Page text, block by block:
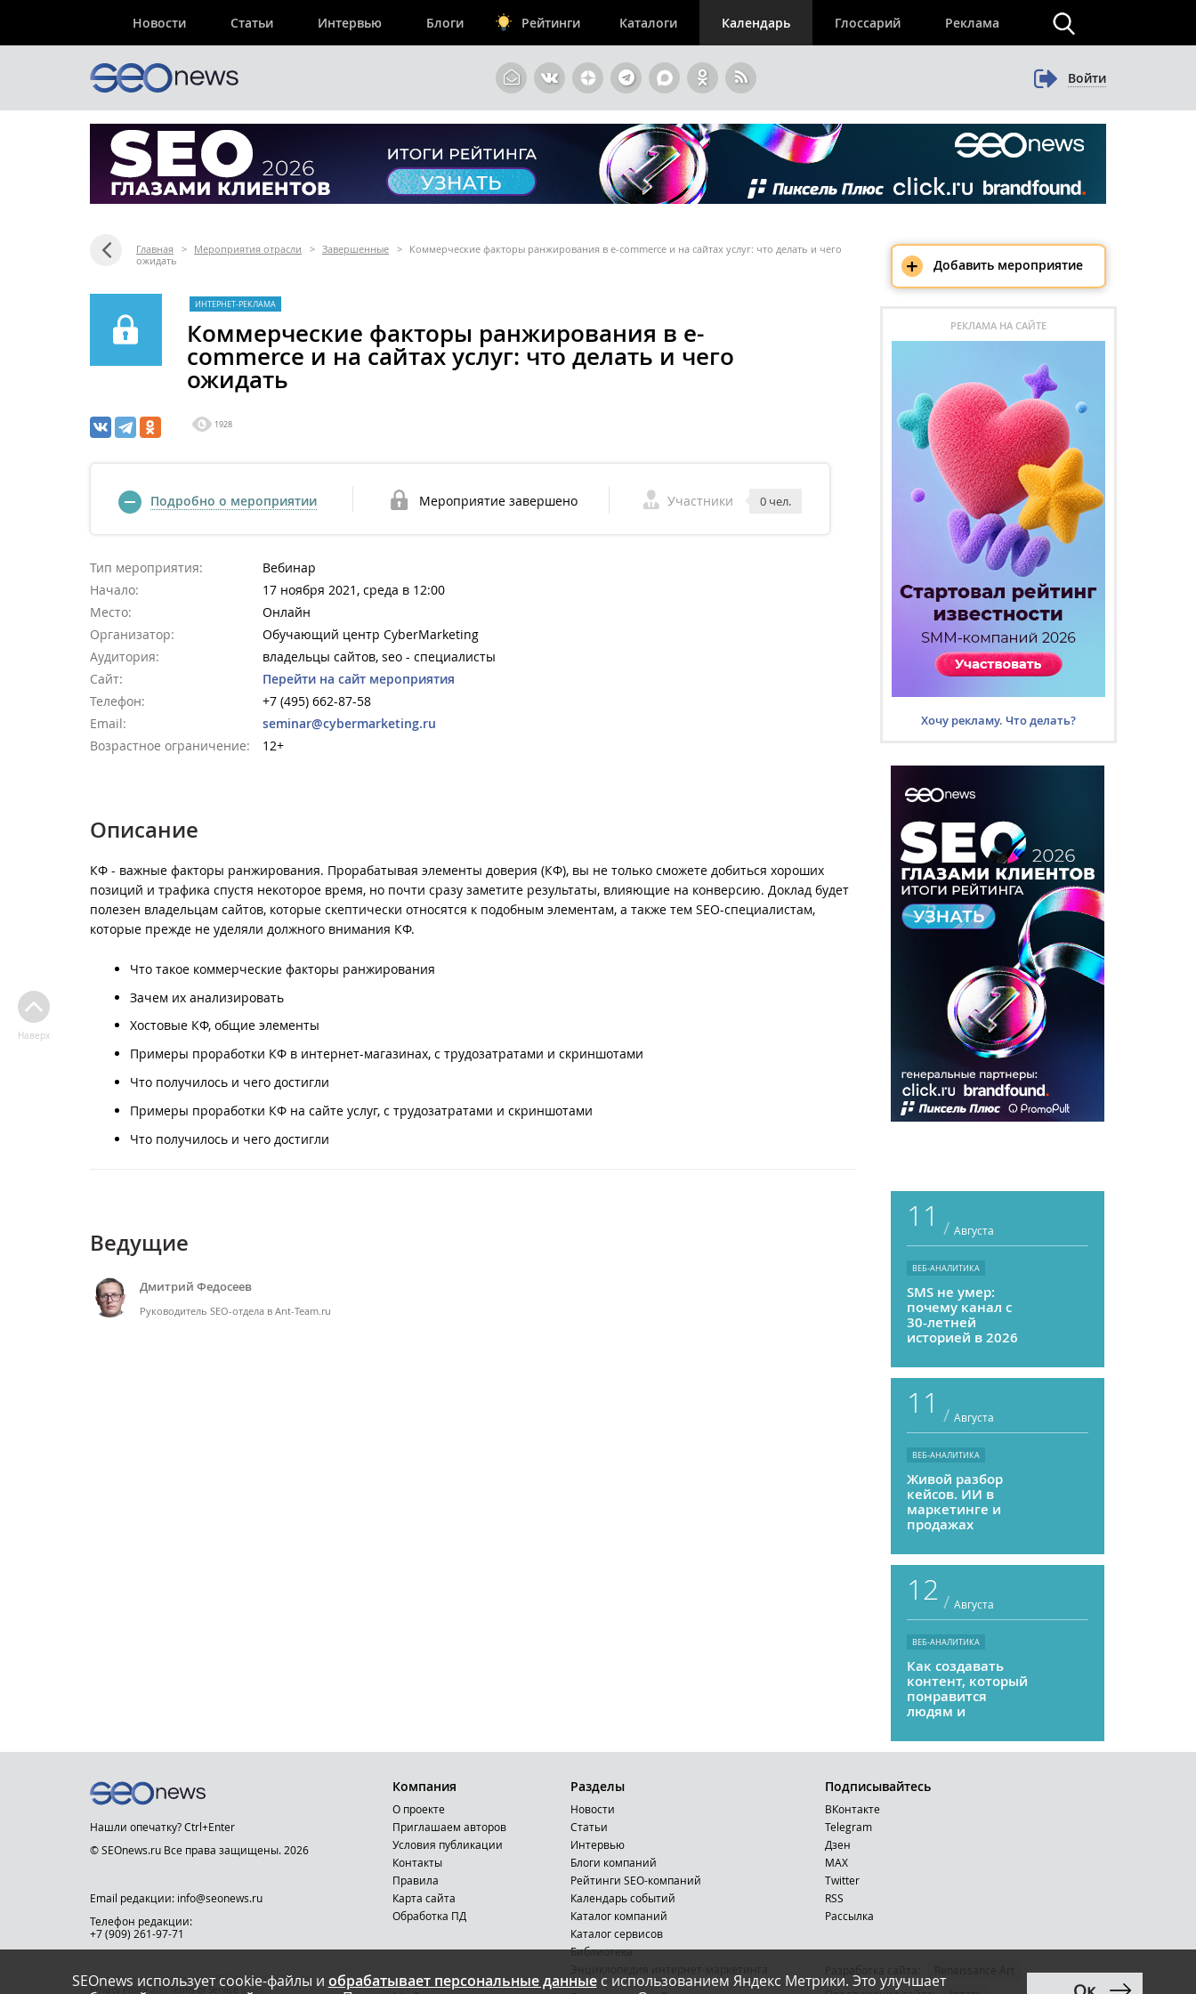
Новости Статьи Интервью Блоги Рейтинги Каталоги Календарь Глоссарий Реклама
Войти
Главная > Мероприятия отрасли > Завершенные >
Коммерческие факторы ранжирования в e-commerce и на сайтах услуг: что делать и чего
ожидать
ИНТЕРНЕТ-РЕКЛАМА
Коммерческие факторы ранжирования в e-
commerce и на сайтах услуг: что делать и чего
ожидать
1928
Подробно о мероприятии Мероприятие завершено Участники 0 чел.
Тип мероприятия:
Вебинар
Начало:
17 ноября 2021, среда в 12:00
Место:
Онлайн
Организатор:
Обучающий центр CyberMarketing
Аудитория:
владельцы сайтов, seo - специалисты
Сайт:
Перейти на сайт мероприятия
Телефон:
+7 (495) 662-87-58
Email:
seminar@cybermarketing.ru
Возрастное ограничение:
12+
Описание
КФ - важные факторы ранжирования. Прорабатывая элементы доверия (КФ), вы не только сможете добиться хороших
позиций и трафика спустя некоторое время, но почти сразу заметите результаты, влияющие на конверсию. Доклад будет
полезен владельцам сайтов, которые скептически относятся к подобным элементам, а также тем SEO-специалистам,
которые прежде не уделяли должного внимания КФ.
Что такое коммерческие факторы ранжирования
Зачем их анализировать
Хостовые КФ, общие элементы
Примеры проработки КФ в интернет-магазинах, с трудозатратами и скриншотами
Что получилось и чего достигли
Примеры проработки КФ на сайте услуг, с трудозатратами и скриншотами
Что получилось и чего достигли
Ведущие
Дмитрий Федосеев
Руководитель SEO-отдела в Ant-Team.ru
Наверх
+ Добавить мероприятие
РЕКЛАМА НА САЙТЕ
Хочу рекламу. Что делать?
11 / Августа
ВЕБ-АНАЛИТИКА
SMS не умер:
почему канал с
30-летней
историей в 2026
приносить ROMI
выше, чем
мессенджеры
11 / Августа
ВЕБ-АНАЛИТИКА
Живой разбор
кейсов. ИИ в
маркетинге и
продажах
12 / Августа
ВЕБ-АНАЛИТИКА
Как создавать
контент, который
понравится
людям и
SEOnews использует cookie-файлы и обрабатывает персональные данныес использованием Яндекс Метрики. Это улучшает
Нашли опечатку? Ctrl+Enter
© SEOnews.ru Все права защищены. 2026
Email редакции: info@seonews.ru
Телефон редакции:
+7 (909) 261-97-71
This site is protected by reCAPTCHA and the Google
Privacy Policyand Terms of Serviceapply.
Компания
О проекте
Приглашаем авторов
Условия публикации
Контакты
Правила
Карта сайта
Обработка ПД
Разделы
Новости
Статьи
Интервью
Блоги компаний
Рейтинги SEO-компаний
Календарь событий
Каталог компаний
Каталог сервисов
Библиотека
Подписывайтесь
ВКонтакте
Telegram
Дзен
MAX
Тwitter
RSS
Рассылка